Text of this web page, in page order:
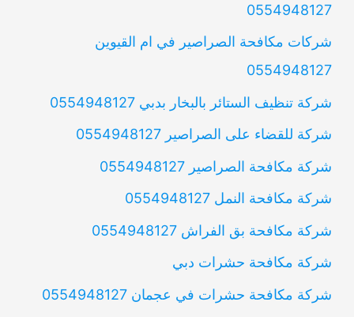
0554948127
شركات مكافحة الصراصير في ام القيوين
0554948127
شركة تنظيف الستائر بالبخار بدبي 0554948127
شركة للقضاء على الصراصير 0554948127
شركة مكافحة الصراصير 0554948127
شركة مكافحة النمل 0554948127
شركة مكافحة بق الفراش 0554948127
شركة مكافحة حشرات دبي
شركة مكافحة حشرات في عجمان 0554948127